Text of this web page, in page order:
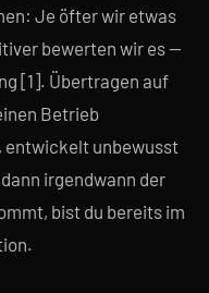
Je öfter wir etwas
bewerten wir es —
[1]. Übertragen auf
Betrieb
entwickelt unbewusst
irgendwann der
bist du bereits im